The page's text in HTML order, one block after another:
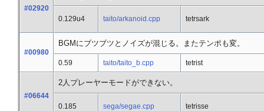
#02920
0.129u4 taito/arkanoid.cpp tetrsark
#00980
BGMにブツブツとノイズが混じる。またテンポも変。
0.59 taito/taito_b.cpp tetrist
#06644
2人プレーヤーモードができない。
0.185 sega/segae.cpp tetrisse